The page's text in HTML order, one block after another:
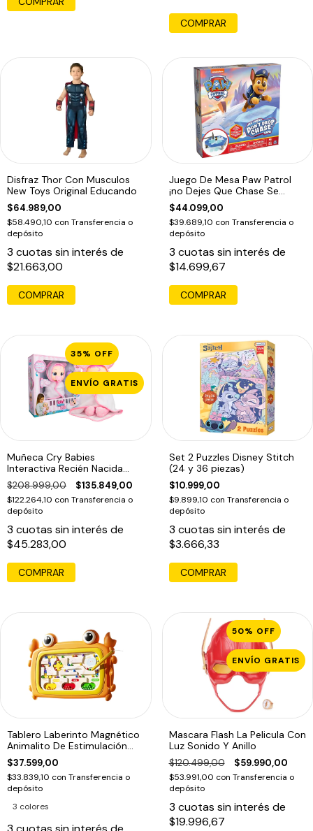
COMPRAR
Disfraz Thor Con Musculos
New Toys Original Educando
$64.989,00
$58.490,10 con Transferencia o
depósito
3 cuotas sin interés de
$21.663,00
COMPRAR
Juego De Mesa Paw Patrol
¡no Dejes Que Chase Se
Caiga!
$44.099,00
$39.689,10 con Transferencia o
depósito
3 cuotas sin interés de
$14.699,67
35% OFF
ENVÍO GRATIS
Muñeca Cry Babies
Interactiva Recién Nacida
Coney Con Sonido
$208.999,00 $135.849,00
$122.264,10 con Transferencia o
depósito
3 cuotas sin interés de
$45.283,00
Set 2 Puzzles Disney Stitch
(24 y 36 piezas)
$10.999,00
$9.899,10 con Transferencia o
depósito
3 cuotas sin interés de
$3.666,33
Tablero Laberinto Magnético
Animalito De Estimulación
Motriz
$37.599,00
$33.839,10 con Transferencia o
depósito
3 colores
50% OFF
ENVÍO GRATIS
Mascara Flash La Pelicula Con
Luz Sonido Y Anillo
$120.499,00 $59.990,00
$53.991,00 con Transferencia o
depósito
3 cuotas sin interés de
$19.996,67